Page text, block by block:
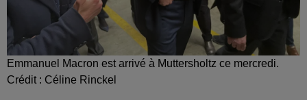
Emmanuel Macron est arrivé à Muttersholtz ce mercredi.
Crédit : Céline Rinckel